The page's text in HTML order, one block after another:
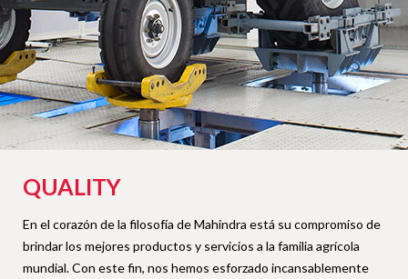
QUALITY
En el corazón de la filosofía de Mahindra está su compromiso de
brindar los mejores productos y servicios a la familia agrícola
mundial. Con este fin, nos hemos esforzado incansablemente